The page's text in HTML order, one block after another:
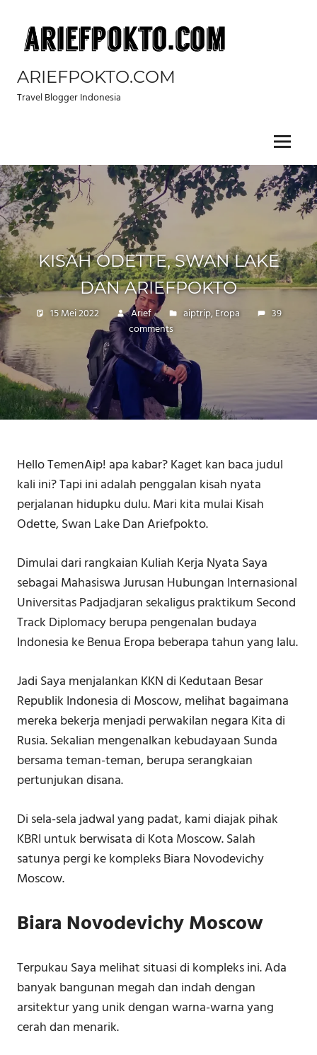
content
ARIEFPOKTO.COM
Travel Blogger Indonesia
Menu
KISAH ODETTE, SWAN LAKE⁣⁣⁣
⁣⁣⁣DAN ARIEFPOKTO
15 Mei 2022 Arief aiptrip,Eropa
39
comments
Hello TemenAip! apa kabar? Kaget kan baca judul
kali ini? Tapi ini adalah penggalan kisah nyata
perjalanan hidupku dulu. Mari kita mulai Kisah
Odette, Swan Lake Dan Ariefpokto.
Dimulai dari rangkaian Kuliah Kerja Nyata Saya
sebagai Mahasiswa Jurusan Hubungan Internasional
Universitas Padjadjaran sekaligus praktikum Second
Track Diplomacy berupa pengenalan budaya
Indonesia ke Benua Eropa beberapa tahun yang lalu.
Jadi Saya menjalankan KKN di Kedutaan Besar
Republik Indonesia di Moscow, melihat bagaimana
mereka bekerja menjadi perwakilan negara Kita di
Rusia. Sekalian mengenalkan kebudayaan Sunda
bersama teman-teman, berupa serangkaian
pertunjukan disana.
Di sela-sela jadwal yang padat, kami diajak pihak
KBRI untuk berwisata di Kota Moscow. Salah
satunya pergi ke kompleks Biara Novodevichy
Moscow.
Biara Novodevichy Moscow
Terpukau Saya melihat situasi di kompleks ini. Ada
banyak bangunan megah dan indah dengan
arsitektur yang unik dengan warna-warna yang
cerah dan menarik.